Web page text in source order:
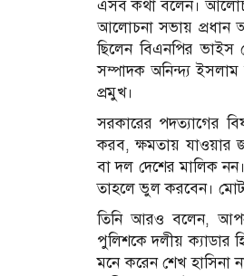
এসব কথা বলেন।
আলোচনা সভায় প্রধান
ছিলেন বিএনপির ভাইস
সম্পাদক অনিন্দ্য ইসলাম
প্রমুখ।
সরকারের পদত্যাগের
করব, ক্ষমতায় যাওয়ার
বা দল দেশের মালিক
তাহলে ভুল করবেন। মোট
তিনি আরও বলেন,
পুলিশকে দলীয় ক্যাডার
মনে করেন শেখ হাসিনা